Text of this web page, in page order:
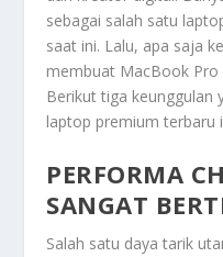
sebagai salah satu
saat ini. Lalu, apa saja
membuat MacBook
Berikut tiga keunggulan
laptop premium terbaru
PERFORMA
SANGAT
Salah satu daya tarik